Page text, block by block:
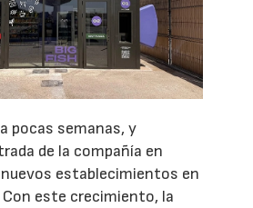
pocas semanas, y
de la compañía en
establecimientos en
este crecimiento, la